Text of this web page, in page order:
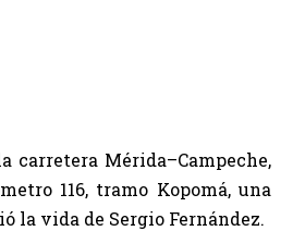
carretera Mérida–Campeche,
116, tramo Kopomá, una
la vida de Sergio Fernández.